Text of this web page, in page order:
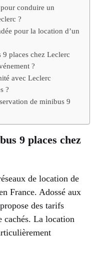
conduire un
?
pour la location d’un
places chez Leclerc
?
avec Leclerc
?
de minibus 9
9 places chez
de location de
France. Adossé aux
des tarifs
cachés. La location